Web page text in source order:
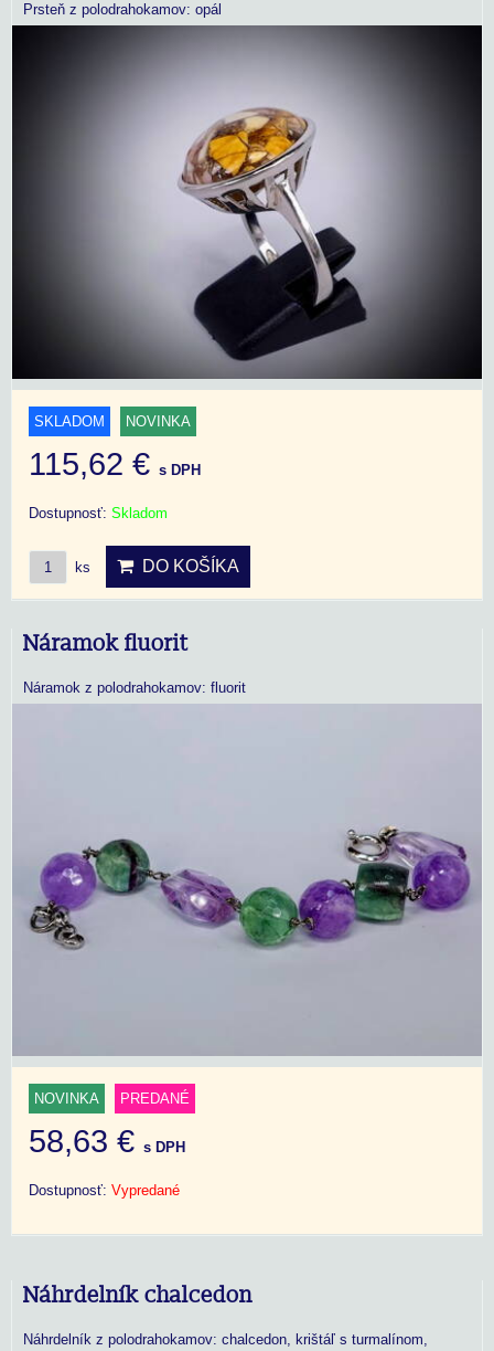
Prsteň z polodrahokamov: opál
SKLADOM NOVINKA
115,62 € s DPH
Dostupnosť: Skladom
ks DO KOŠÍKA
Náramok fluorit
Náramok z polodrahokamov: fluorit
NOVINKA PREDANÉ
58,63 € s DPH
Dostupnosť: Vypredané
Náhrdelník chalcedon
Náhrdelník z polodrahokamov: chalcedon, krištáľ s turmalínom,